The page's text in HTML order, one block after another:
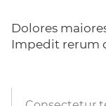
Dolores
Impedit rerum